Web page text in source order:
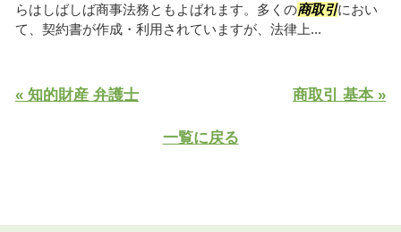
らはしばしば商事法務ともよばれます。多くの商取引におい
て、契約書が作成・利用されていますが、法律上...
« 知的財産 弁護士 商取引 基本 »
一覧に戻る